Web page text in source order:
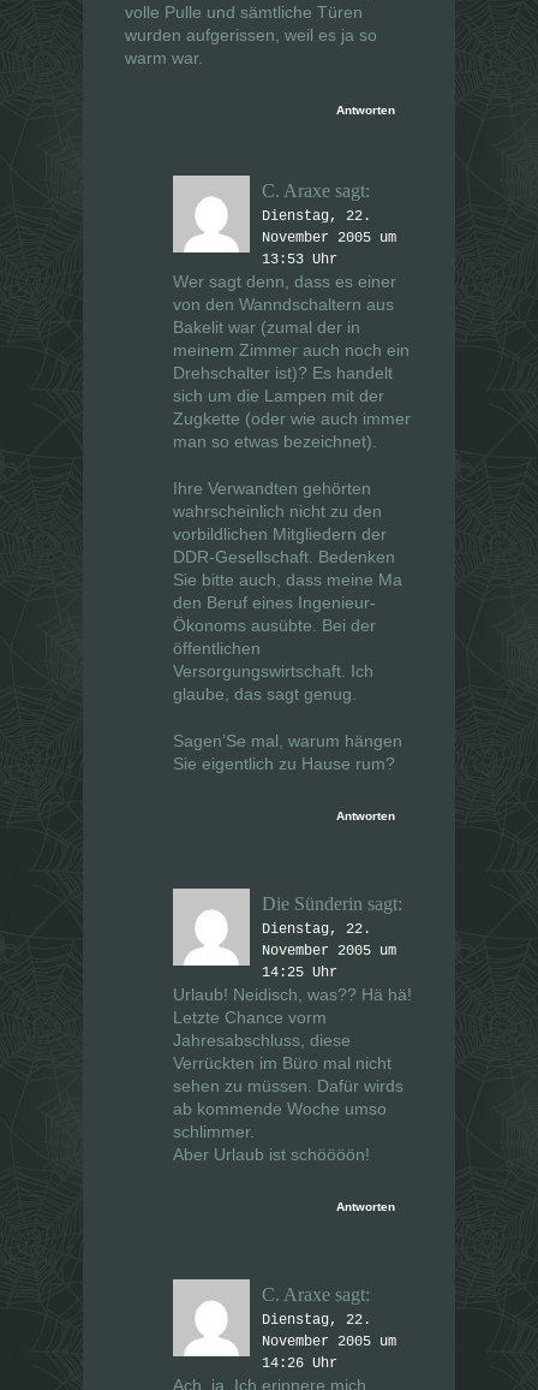
volle Pulle und sämtliche Türen
wurden aufgerissen, weil es ja so
warm war.
Antworten
C. Araxe sagt:
Dienstag, 22.
November 2005 um
13:53 Uhr
Wer sagt denn, dass es einer
von den Wanndschaltern aus
Bakelit war (zumal der in
meinem Zimmer auch noch ein
Drehschalter ist)? Es handelt
sich um die Lampen mit der
Zugkette (oder wie auch immer
man so etwas bezeichnet).
Ihre Verwandten gehörten
wahrscheinlich nicht zu den
vorbildlichen Mitgliedern der
DDR-Gesellschaft. Bedenken
Sie bitte auch, dass meine Ma
den Beruf eines Ingenieur-
Ökonoms ausübte. Bei der
öffentlichen
Versorgungswirtschaft. Ich
glaube, das sagt genug.
Sagen’Se mal, warum hängen
Sie eigentlich zu Hause rum?
Antworten
Die Sünderin sagt:
Dienstag, 22.
November 2005 um
14:25 Uhr
Urlaub! Neidisch, was?? Hä hä!
Letzte Chance vorm
Jahresabschluss, diese
Verrückten im Büro mal nicht
sehen zu müssen. Dafür wirds
ab kommende Woche umso
schlimmer.
Aber Urlaub ist schöööön!
Antworten
C. Araxe sagt:
Dienstag, 22.
November 2005 um
14:26 Uhr
Ach, ja. Ich erinnere mich.